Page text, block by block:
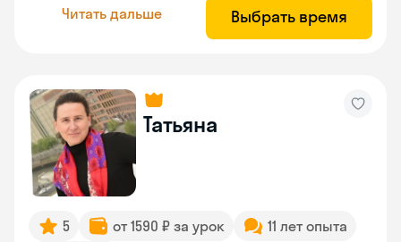
Читать дальше Выбрать время
Татьяна
5 от 1590 ₽ за урок
11 лет опыта